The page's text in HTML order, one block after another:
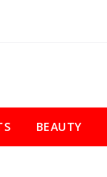
BEAUTY